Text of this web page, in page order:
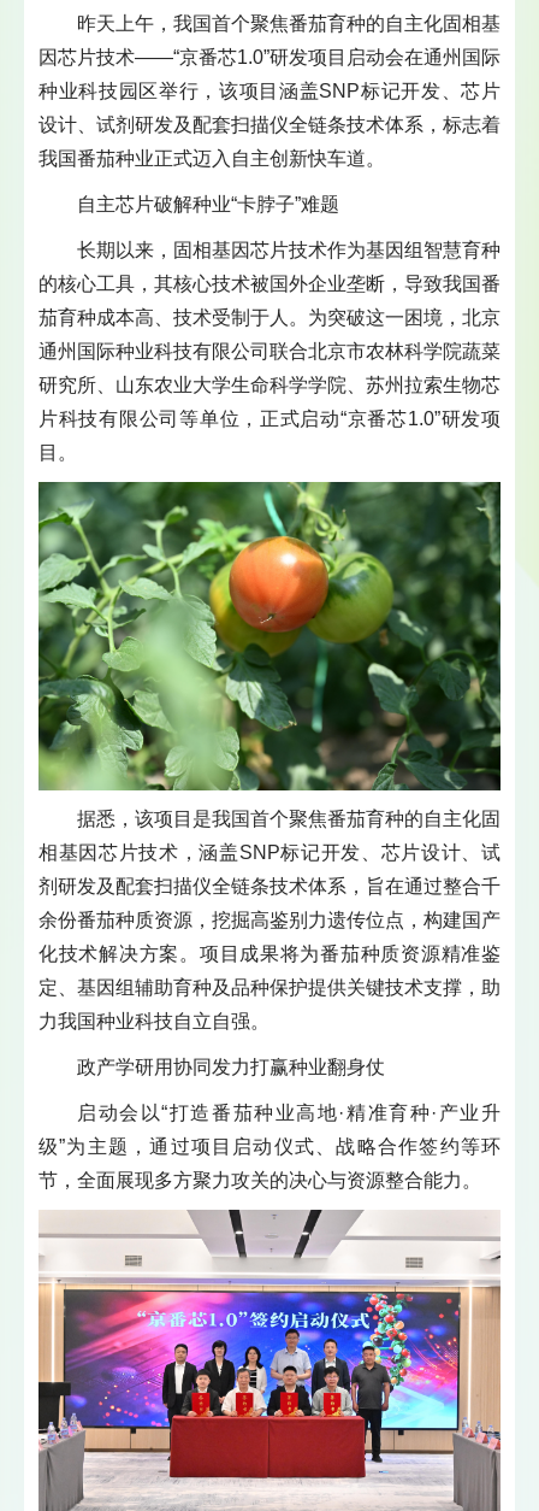
昨天上午，我国首个聚焦番茄育种的自主化固相基
因芯片技术——“京番芯1.0”研发项目启动会在通州国际
种业科技园区举行，该项目涵盖SNP标记开发、芯片
设计、试剂研发及配套扫描仪全链条技术体系，标志着
我国番茄种业正式迈入自主创新快车道。
自主芯片破解种业“卡脖子”难题
长期以来，固相基因芯片技术作为基因组智慧育种
的核心工具，其核心技术被国外企业垄断，导致我国番
茄育种成本高、技术受制于人。为突破这一困境，北京
通州国际种业科技有限公司联合北京市农林科学院蔬菜
研究所、山东农业大学生命科学学院、苏州拉索生物芯
片科技有限公司等单位，正式启动“京番芯1.0”研发项
目。
据悉，该项目是我国首个聚焦番茄育种的自主化固
相基因芯片技术，涵盖SNP标记开发、芯片设计、试
剂研发及配套扫描仪全链条技术体系，旨在通过整合千
余份番茄种质资源，挖掘高鉴别力遗传位点，构建国产
化技术解决方案。项目成果将为番茄种质资源精准鉴
定、基因组辅助育种及品种保护提供关键技术支撑，助
力我国种业科技自立自强。
政产学研用协同发力打赢种业翻身仗
启动会以“打造番茄种业高地·精准育种·产业升
级”为主题，通过项目启动仪式、战略合作签约等环
节，全面展现多方聚力攻关的决心与资源整合能力。